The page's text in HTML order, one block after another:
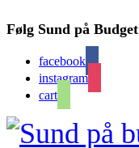
Følg Sund på Budget
facebook
instagram
cart